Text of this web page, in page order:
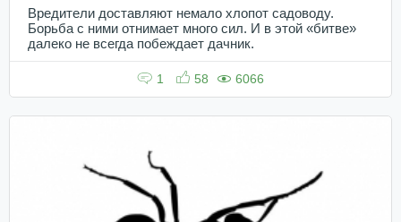
Вредители доставляют немало хлопот садоводу.
Борьба с ними отнимает много сил. И в этой «битве»
далеко не всегда побеждает дачник.
1 58 6066